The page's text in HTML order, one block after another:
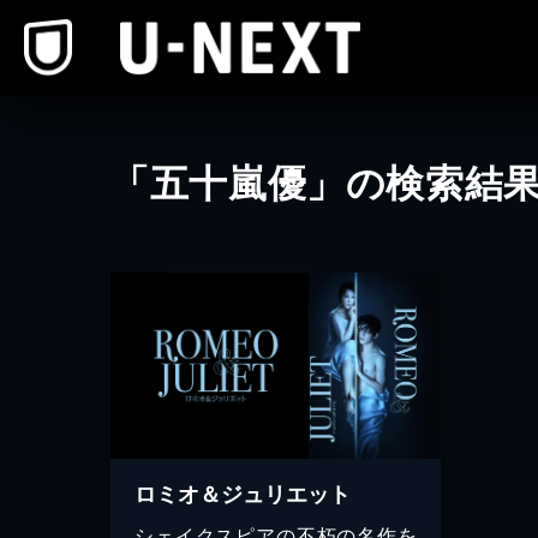
「五十嵐優」の検索結
ロミオ＆ジュリエット